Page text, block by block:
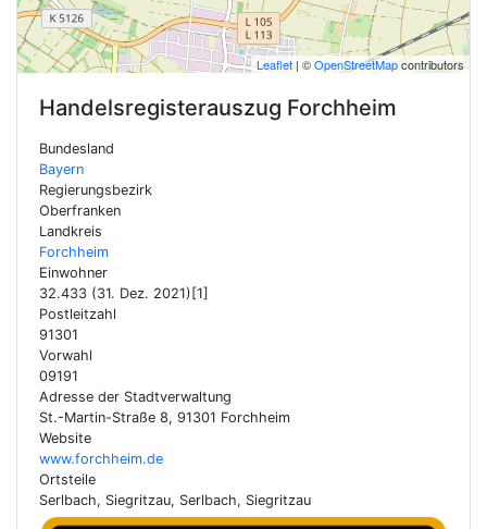
Leaflet | ©OpenStreetMapcontributors
Handelsregisterauszug Forchheim
Bundesland
Bayern
Regierungsbezirk
Oberfranken
Landkreis
Forchheim
Einwohner
32.433 (31. Dez. 2021)[1]
Postleitzahl
91301
Vorwahl
09191
Adresse der Stadtverwaltung
St.-Martin-Straße 8, 91301 Forchheim
Website
www.forchheim.de
Ortsteile
Serlbach, Siegritzau, Serlbach, Siegritzau